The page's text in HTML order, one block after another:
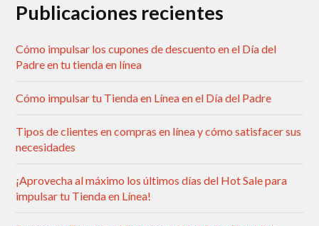
Publicaciones recientes
Cómo impulsar los cupones de descuento en el Día del
Padre en tu tienda en línea
Cómo impulsar tu Tienda en Línea en el Día del Padre
Tipos de clientes en compras en línea y cómo satisfacer sus
necesidades
¡Aprovecha al máximo los últimos días del Hot Sale para
impulsar tu Tienda en Línea!